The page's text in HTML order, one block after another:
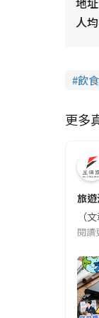
人
飲
更多
旅
（
閱讀